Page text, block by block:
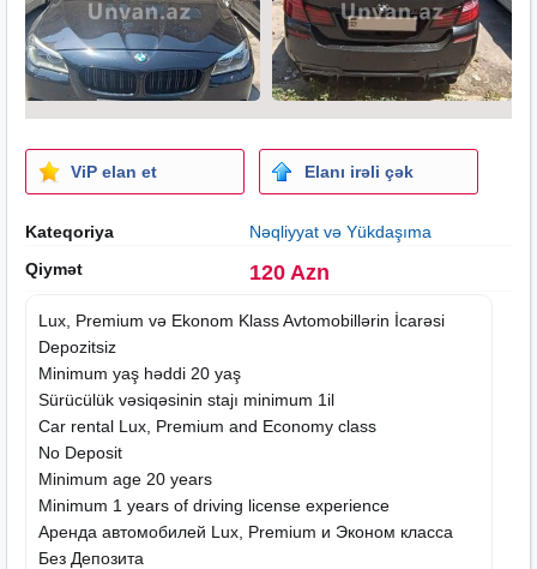
ViP elan et Elanı irəli çək
Kateqoriya
Nəqliyyat və Yükdaşıma
Qiymət
120 Azn
Lux, Premium və Ekonom Klass Avtomobillərin İcarəsi
Depozitsiz
Minimum yaş həddi 20 yaş
Sürücülük vəsiqəsinin stajı minimum 1il
Car rental Lux, Premium and Economy class
No Deposit
Minimum age 20 years
Minimum 1 years of driving license experience
Аренда автомобилей Lux, Premium и Эконом класса
Без Депозита